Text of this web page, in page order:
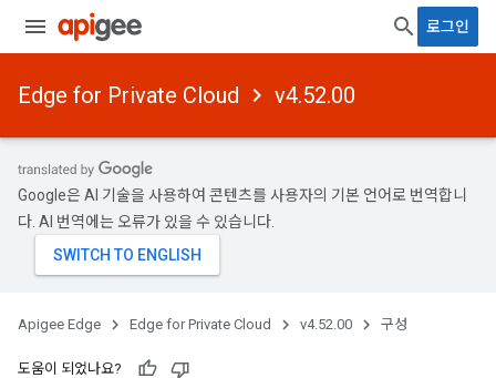
로그인
Edge for Private Cloud v4.52.00
Google은 AI 기술을 사용하여 콘텐츠를 사용자의 기본 언어로 번역합니
다. AI 번역에는 오류가 있을 수 있습니다.
Apigee Edge Edge for Private Cloud v4.52.00 구성
도움이 되었나요?